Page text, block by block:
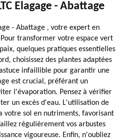
Elagage - Abattage
- Abattage , votre expert en
transformer votre espace vert
quelques pratiques essentielles
choisissez des plantes adaptées
infaillible pour garantir une
est crucial, préférant un
l'évaporation. Pensez à vérifier
un excès d'eau. L'utilisation de
votre sol en nutriments, favorisant
régulièrement vos arbustes
vigoureuse. Enfin, n'oubliez